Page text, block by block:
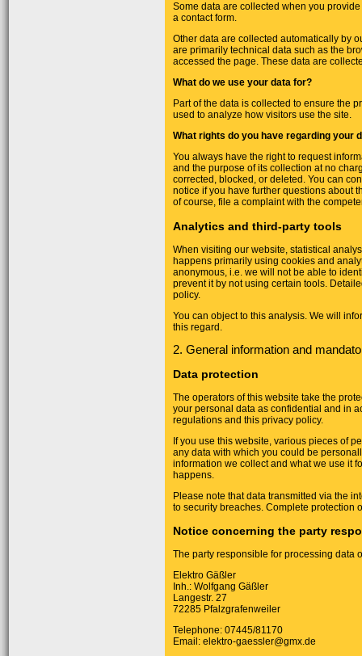
Some data are collected when you
a contact form.
Other data are collected automatically by
are primarily technical data such as the
accessed the page. These data are
What do we use your data for?
Part of the data is collected to ensure the
used to analyze how visitors use the site.
What rights do you have regarding your
You always have the right to request
and the purpose of its collection at no
corrected, blocked, or deleted. You can
notice if you have further questions about
of course, file a complaint with the
Analytics and third-party tools
When visiting our website, statistical
happens primarily using cookies and
anonymous, i.e. we will not be able to
prevent it by not using certain tools.
policy.
You can object to this analysis. We will
this regard.
2. General information and
Data protection
The operators of this website take the
your personal data as confidential and in
regulations and this privacy policy.
If you use this website, various pieces of
any data with which you could be
information we collect and what we use it
happens.
Please note that data transmitted via the
to security breaches. Complete protection
Notice concerning the party
The party responsible for processing data
Elektro Gäßler
Inh.: Wolfgang Gäßler
Langestr. 27
72285 Pfalzgrafenweiler
Telephone: 07445/81170
Email: elektro-gaessler@gmx.de